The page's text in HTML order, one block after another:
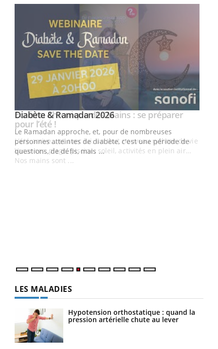
Youtube
Diabète & Ramadan 2026Youtube
Le Ramadan approche, et, pour de nombreuses
personnes atteintes de diabète, c'est une période de
questions, de défis, mais ...
LES MALADIES
Hypotension orthostatique : quand la
pression artérielle chute au lever